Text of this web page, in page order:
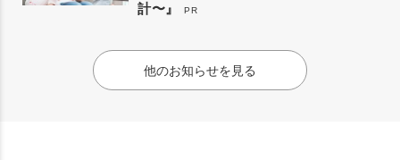
計〜』
PR
他のお知らせを見る